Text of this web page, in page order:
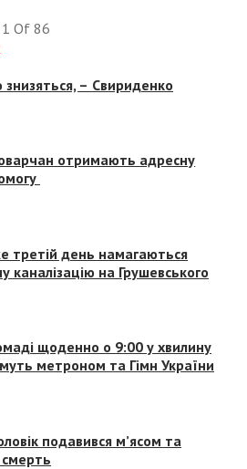
1 Of 86
– Свириденко
отримають адресну
третій день намагаються
каналізацію на Грушевського
щоденно о 9:00 у хвилину
метроном та Гімн України
подавився м’ясом та
смерть